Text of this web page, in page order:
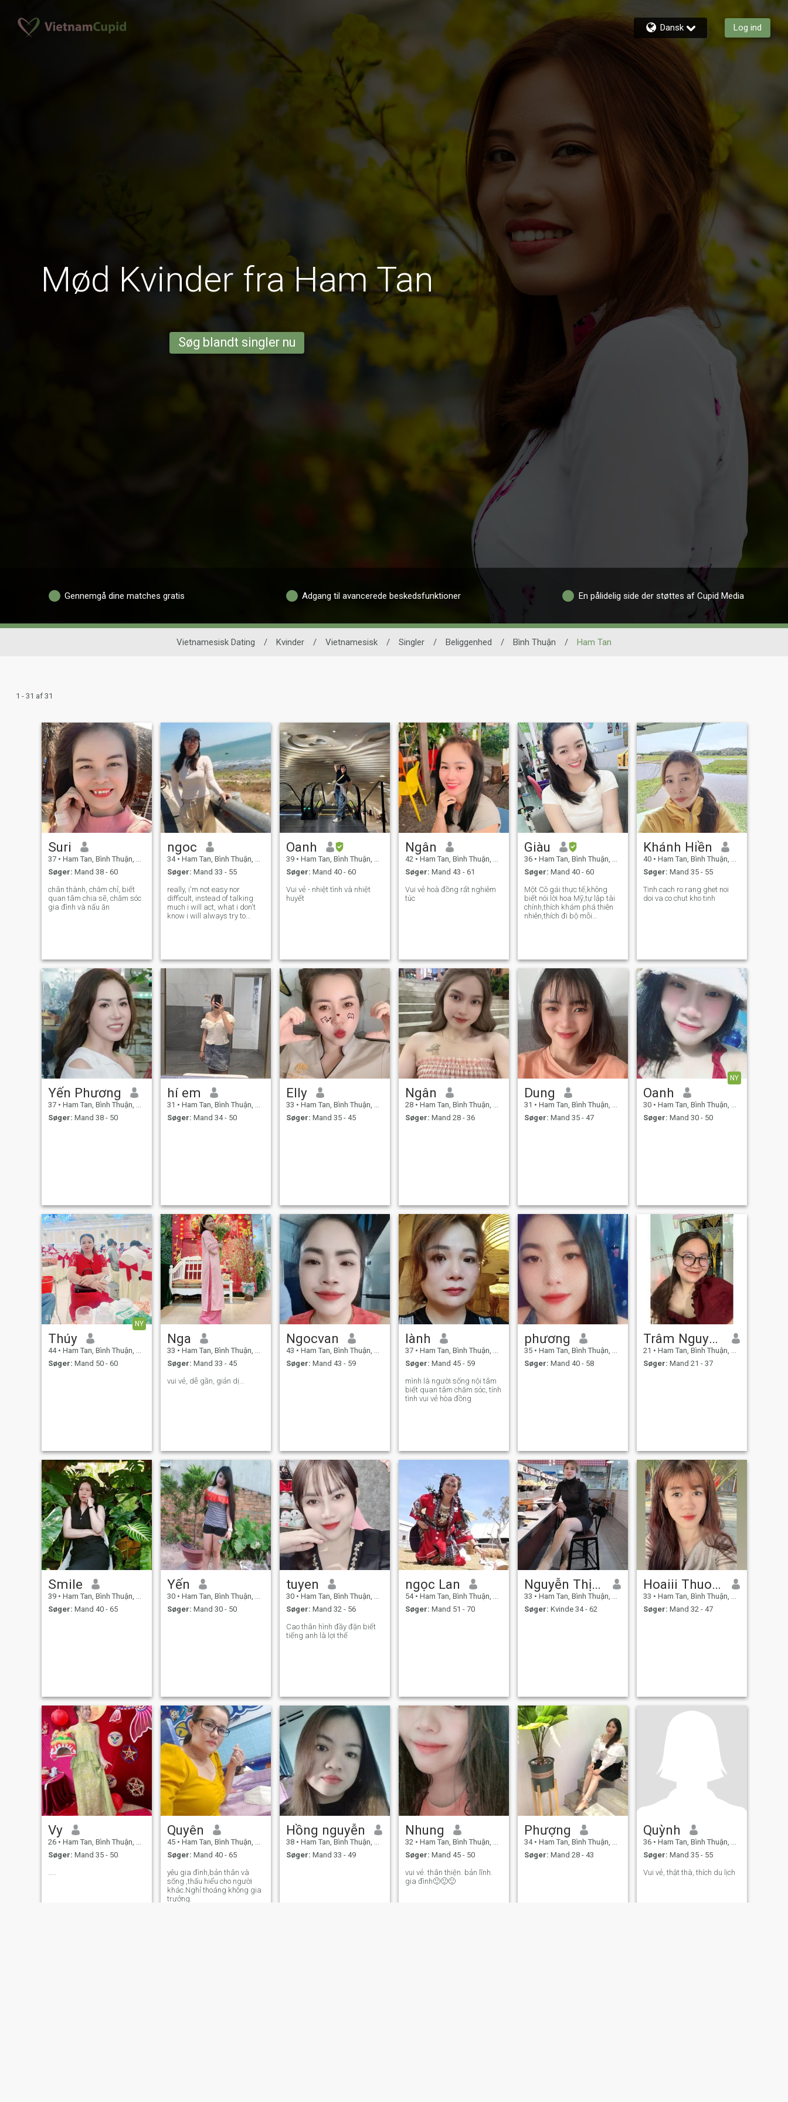
Dansk Log ind
Mød Kvinder fra Ham Tan
Søg blandt singler nu
Gennemgå dine matches gratis Adgang til avancerede beskedsfunktioner En pålidelig side der støttes af Cupid Media
Vietnamesisk Dating / Kvinder / Vietnamesisk / Singler / Beliggenhed / Bình Thuận / Ham Tan
1 - 31 af 31
Suri
37 • Ham Tan, Bình Thuận, Vietnam
Søger: Mand 38 - 60
chân thành, chăm chỉ, biết
quan tâm chia sẽ, chăm sóc
gia đình và nấu ăn
ngoc
34 • Ham Tan, Bình Thuận, Vietnam
Søger: Mand 33 - 55
really, i'm not easy nor
difficult, instead of talking
much i will act, what i don't
know i will always try to
Oanh
39 • Ham Tan, Bình Thuận, Vietnam
Søger: Mand 40 - 60
Vui vẻ - nhiệt tình và nhiệt
huyết
Ngân
42 • Ham Tan, Bình Thuận, Vietnam
Søger: Mand 43 - 61
Vui vẻ hoà đồng rất nghiêm
túc
Giàu
36 • Ham Tan, Bình Thuận, Vietnam
Søger: Mand 40 - 60
Một Cô gái thực tế,không
biết nói lời hoa Mỹ,tự lập tài
chính,thích khám phá thiên
nhiên,thích đi bộ mỗi
Khánh Hiền
40 • Ham Tan, Bình Thuận, Vietnam
Søger: Mand 35 - 55
Tinh cach ro rang ghet noi
doi va co chut kho tinh
Yến Phương
37 • Ham Tan, Bình Thuận, Vietnam
Søger: Mand 38 - 50
hí em
31 • Ham Tan, Bình Thuận, Vietnam
Søger: Mand 34 - 50
Elly
33 • Ham Tan, Bình Thuận, Vietnam
Søger: Mand 35 - 45
Ngân
28 • Ham Tan, Bình Thuận, Vietnam
Søger: Mand 28 - 36
Dung
31 • Ham Tan, Bình Thuận, Vietnam
Søger: Mand 35 - 47
NY
Oanh
30 • Ham Tan, Bình Thuận, Vietnam
Søger: Mand 30 - 50
NY
Thúy
44 • Ham Tan, Bình Thuận, Vietnam
Søger: Mand 50 - 60
Nga
33 • Ham Tan, Bình Thuận, Vietnam
Søger: Mand 33 - 45
vui vẻ, dễ gần, giản dị...
Ngocvan
43 • Ham Tan, Bình Thuận, Vietnam
Søger: Mand 43 - 59
lành
37 • Ham Tan, Bình Thuận, Vietnam
Søger: Mand 45 - 59
mình là người sống nội tâm
biết quan tâm chăm sóc, tính
tình vui vẻ hòa đồng
phương
35 • Ham Tan, Bình Thuận, Vietnam
Søger: Mand 40 - 58
Trâm Nguyễn
21 • Ham Tan, Bình Thuận, Vietnam
Søger: Mand 21 - 37
Smile
39 • Ham Tan, Bình Thuận, Vietnam
Søger: Mand 40 - 65
Yến
30 • Ham Tan, Bình Thuận, Vietnam
Søger: Mand 30 - 50
tuyen
30 • Ham Tan, Bình Thuận, Vietnam
Søger: Mand 32 - 56
Cao thân hình đầy đặn biết
tiếng anh là lợi thế
ngọc Lan
54 • Ham Tan, Bình Thuận, Vietnam
Søger: Mand 51 - 70
Nguyễn Thị trần Lai
33 • Ham Tan, Bình Thuận, Vietnam
Søger: Kvinde 34 - 62
Hoaiii Thuonggg
33 • Ham Tan, Bình Thuận, Vietnam
Søger: Mand 32 - 47
Vy
26 • Ham Tan, Bình Thuận, Vietnam
Søger: Mand 35 - 50
…..
Quyên
45 • Ham Tan, Bình Thuận, Vietnam
Søger: Mand 40 - 65
yêu gia đình,bản thân và
sống ,thấu hiểu cho người
khác.Nghỉ thoáng không gia
trưởng.
Hồng nguyễn
38 • Ham Tan, Bình Thuận, Vietnam
Søger: Mand 33 - 49
Nhung
32 • Ham Tan, Bình Thuận, Vietnam
Søger: Mand 45 - 50
vui vẻ. thân thiện. bản lĩnh.
gia đình🙂🙂🙂
Phượng
34 • Ham Tan, Bình Thuận, Vietnam
Søger: Mand 28 - 43
Quỳnh
36 • Ham Tan, Bình Thuận, Vietnam
Søger: Mand 35 - 55
Vui vẻ, thật thà, thích du lịch